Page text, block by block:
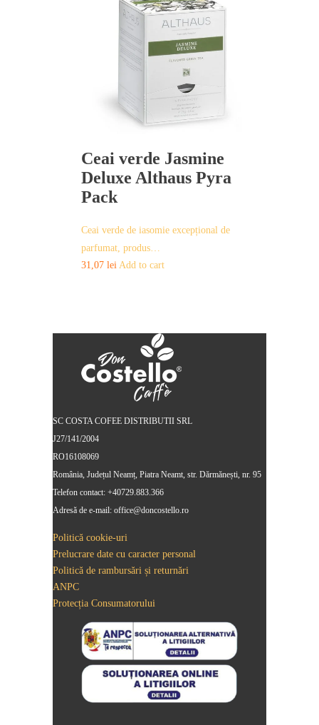
Ceai verde Jasmine
Deluxe Althaus Pyra
Pack
Ceai verde de iasomie excepțional de
parfumat, produs…
31,07 lei Add to cart
SC COSTA COFEE DISTRIBUTII SRL
J27/141/2004
RO16108069
România, Județul Neamț, Piatra Neamt, str. Dărmănești, nr. 95
Telefon contact: +40729.883.366
Adresă de e-mail: office@doncostello.ro
Politică cookie-uri
Prelucrare date cu caracter personal
Politică de rambursări și returnări
ANPC
Protecția Consumatorului